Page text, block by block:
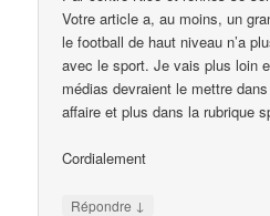
Votre article a, au moins, un
le football de haut niveau n’a
avec le sport. Je vais plus loin
médias devraient le mettre
affaire et plus dans la rubrique
Cordialement
Répondre ↓